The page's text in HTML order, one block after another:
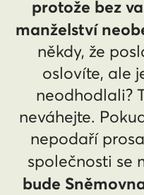
protože bez
manželství
někdy, že
oslovíte, ale
neodhodlali?
neváhejte.
nepodaří
společnosti se
bude